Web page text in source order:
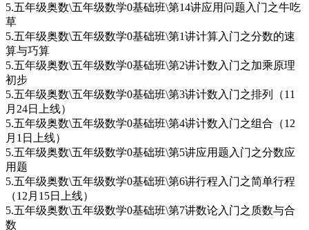
5.五年级奥数\五年级数学0基础班\第14讲应用问题入门之牛吃
草
5.五年级奥数\五年级数学0基础班\第1讲计算入门之分数的速
算与巧算
5.五年级奥数\五年级数学0基础班\第2讲计数入门之加乘原理
初步
5.五年级奥数\五年级数学0基础班\第3讲计数入门之排列（11
月24日上线）
5.五年级奥数\五年级数学0基础班\第4讲计数入门之组合（12
月1日上线）
5.五年级奥数\五年级数学0基础班\第5讲应用题入门之分数应
用题
5.五年级奥数\五年级数学0基础班\第6讲行程入门之简单行程
（12月15日上线）
5.五年级奥数\五年级数学0基础班\第7讲数论入门之质数与合
数